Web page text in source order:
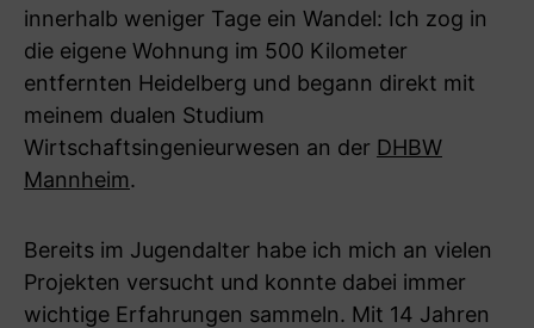
innerhalb weniger Tage ein Wandel: Ich zog in
die eigene Wohnung im 500 Kilometer
entfernten Heidelberg und begann direkt mit
meinem dualen Studium
Wirtschaftsingenieurwesen an der DHBW
Mannheim.
Bereits im Jugendalter habe ich mich an vielen
Projekten versucht und konnte dabei immer
wichtige Erfahrungen sammeln. Mit 14 Jahren